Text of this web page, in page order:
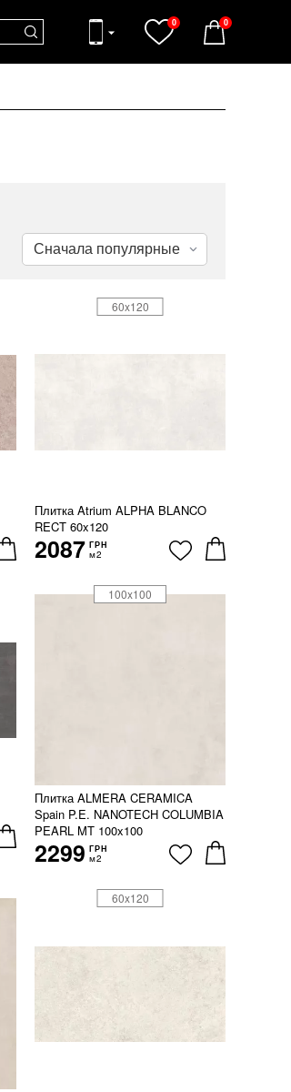
0 0
Плитка Atrium ALPHA BLANCO
RECT 60x120
2087 ГРН
м2
60x120
Плитка ALMERA CERAMICA
Spain P.E. NANOTECH COLUMBIA
PEARL MT 100x100
2299 ГРН
м2
100x100
60x120